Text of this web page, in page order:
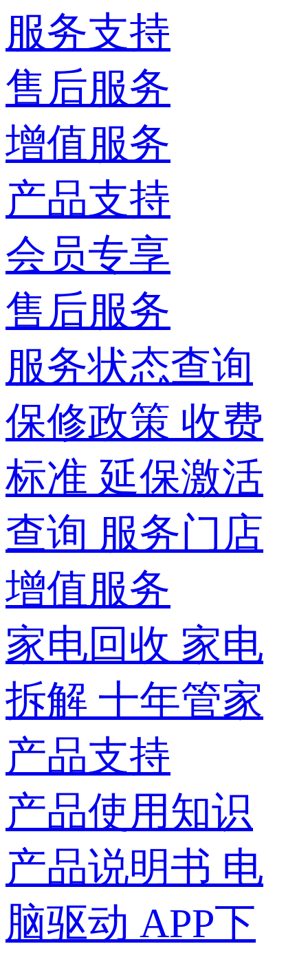
服务支持
售后服务
增值服务
产品支持
会员专享
售后服务
服务状态查询
保修政策 收费
标准 延保激活
查询 服务门店
增值服务
家电回收 家电
拆解 十年管家
产品支持
产品使用知识
产品说明书 电
脑驱动 APP下